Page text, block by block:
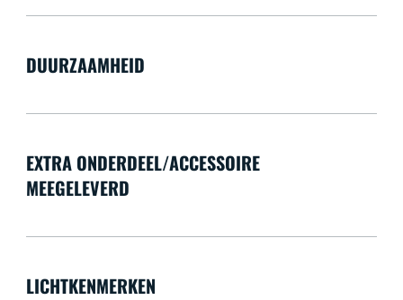
DUURZAAMHEID
EXTRA ONDERDEEL/ACCESSOIRE
MEEGELEVERD
LICHTKENMERKEN